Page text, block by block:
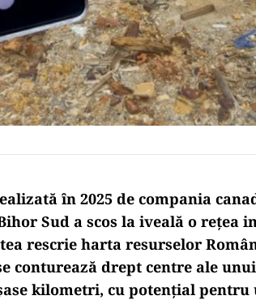
în 2025 de compania
Sud a scos la iveală o rețea
rescrie harta resurselor
conturează drept centre ale
kilometri, cu potențial pentru